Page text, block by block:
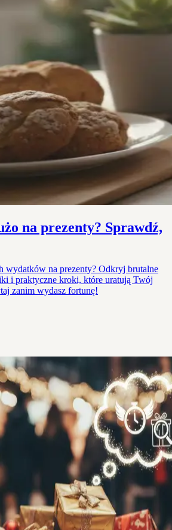
na prezenty? Sprawdź,
wydatków na prezenty? Odkryj brutalne
i praktyczne kroki, które uratują Twój
zanim wydasz fortunę!